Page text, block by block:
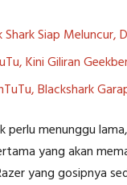
Shark Siap
Kini Giliran
Blackshark
perlu menunggu
yang akan
yang gosipnya